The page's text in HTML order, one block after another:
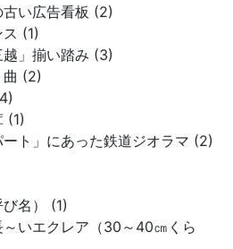
古い広告看板 (2)
ス (1)
越」揃い踏み (3)
曲 (2)
(1)
ート」にあった鉄道ジオラマ (2)
び名） (1)
～いエクレア（30～40㎝くら